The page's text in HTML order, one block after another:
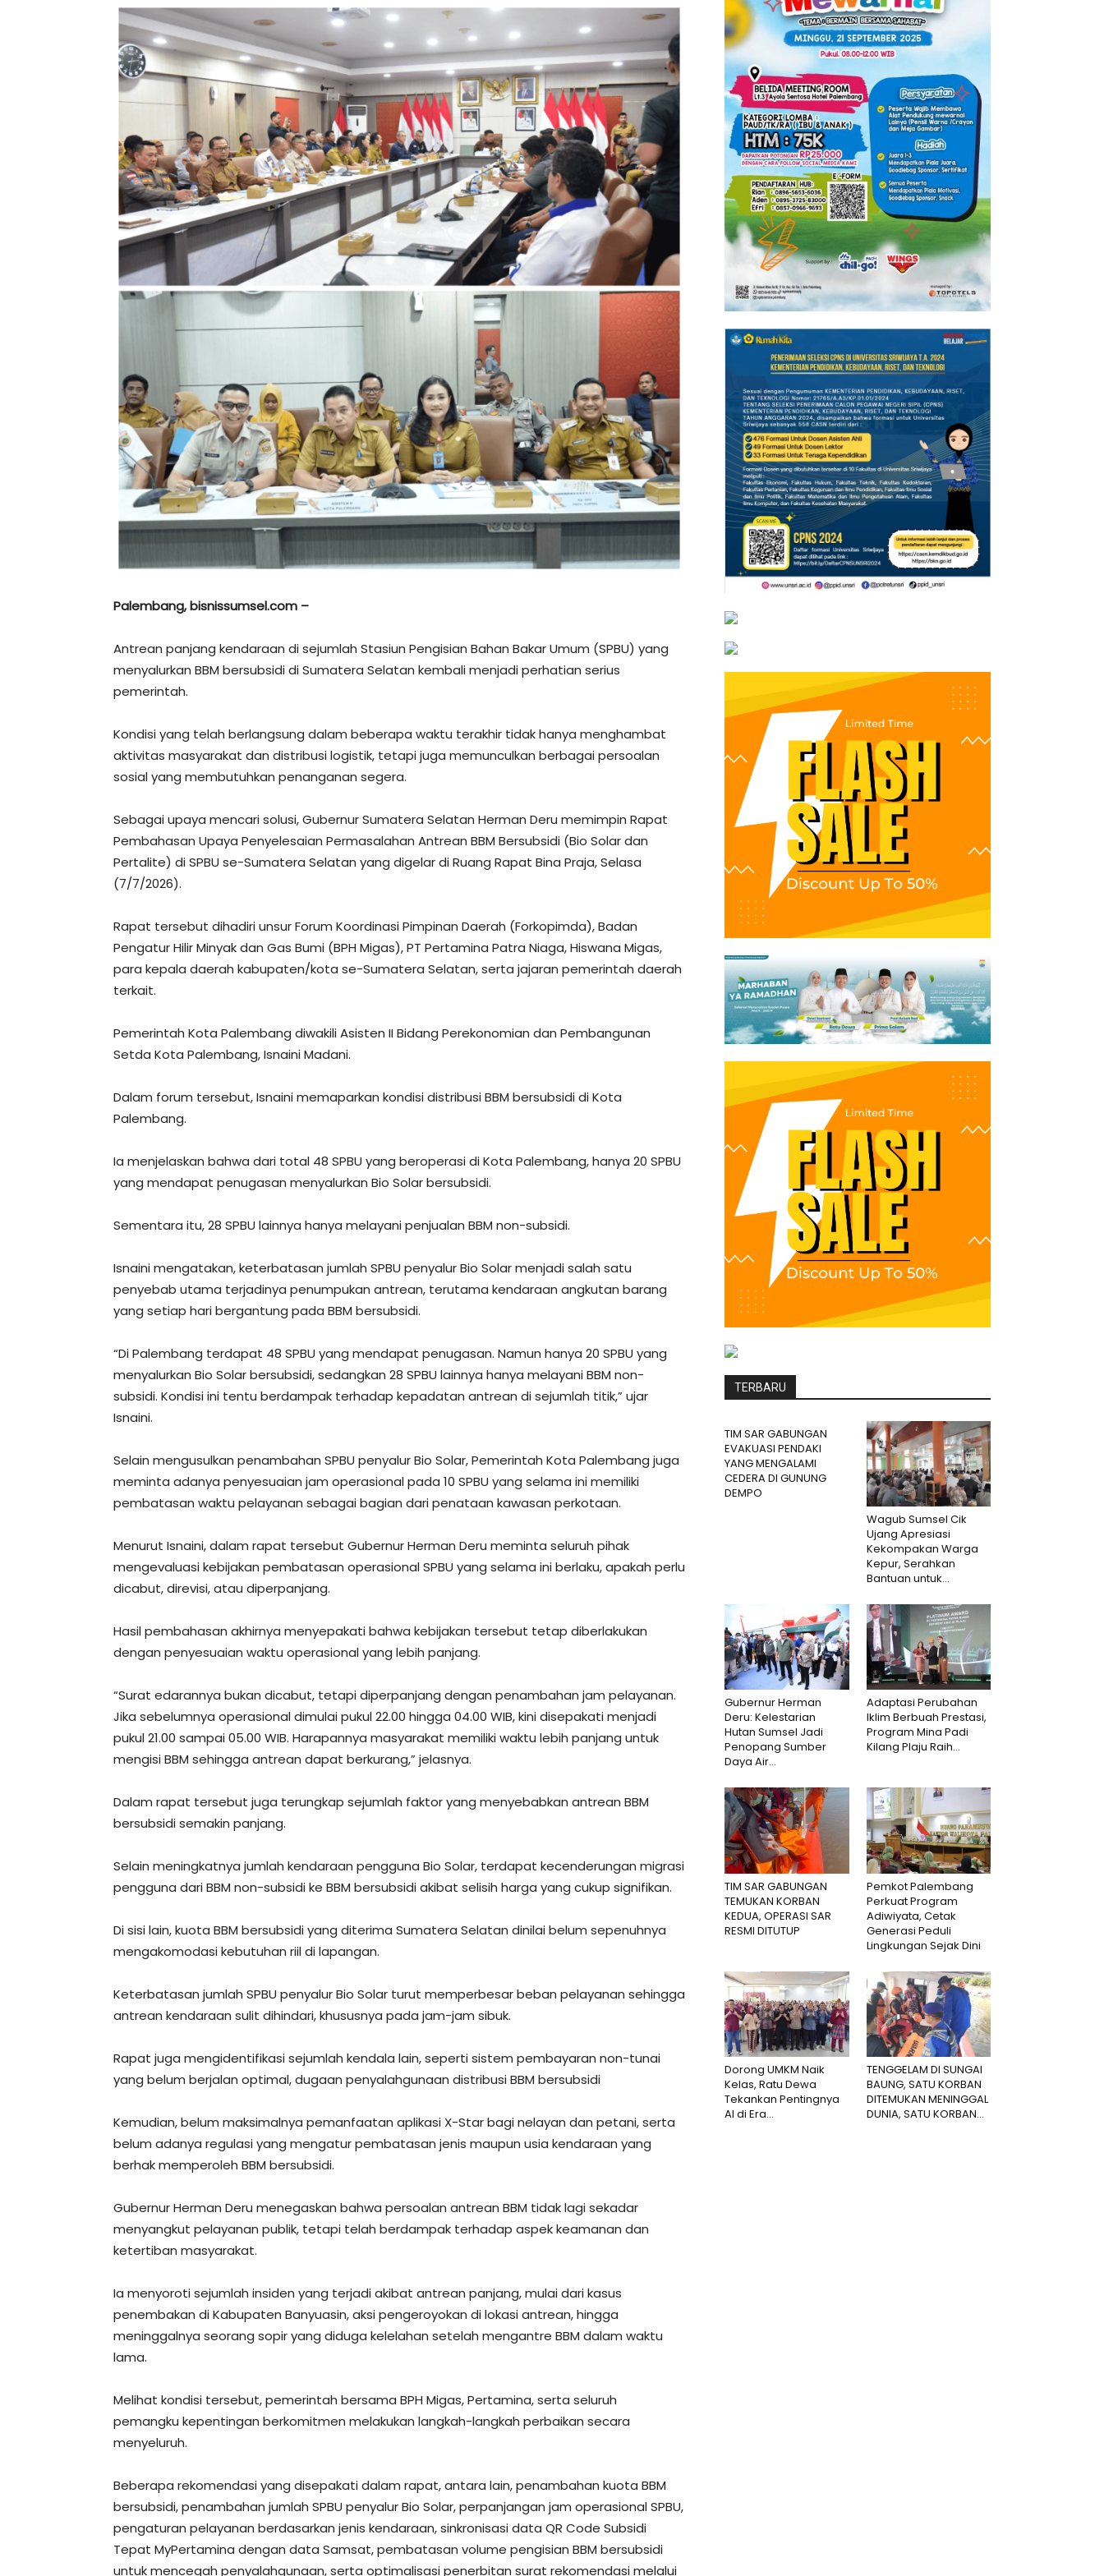
Palembang, bisnissumsel.com –
Antrean panjang kendaraan di sejumlah Stasiun Pengisian Bahan Bakar Umum (SPBU) yang
menyalurkan BBM bersubsidi di Sumatera Selatan kembali menjadi perhatian serius
pemerintah.
Kondisi yang telah berlangsung dalam beberapa waktu terakhir tidak hanya menghambat
aktivitas masyarakat dan distribusi logistik, tetapi juga memunculkan berbagai persoalan
sosial yang membutuhkan penanganan segera.
Sebagai upaya mencari solusi, Gubernur Sumatera Selatan Herman Deru memimpin Rapat
Pembahasan Upaya Penyelesaian Permasalahan Antrean BBM Bersubsidi (Bio Solar dan
Pertalite) di SPBU se-Sumatera Selatan yang digelar di Ruang Rapat Bina Praja, Selasa
(7/7/2026).
Rapat tersebut dihadiri unsur Forum Koordinasi Pimpinan Daerah (Forkopimda), Badan
Pengatur Hilir Minyak dan Gas Bumi (BPH Migas), PT Pertamina Patra Niaga, Hiswana Migas,
para kepala daerah kabupaten/kota se-Sumatera Selatan, serta jajaran pemerintah daerah
terkait.
Pemerintah Kota Palembang diwakili Asisten II Bidang Perekonomian dan Pembangunan
Setda Kota Palembang, Isnaini Madani.
Dalam forum tersebut, Isnaini memaparkan kondisi distribusi BBM bersubsidi di Kota
Palembang.
Ia menjelaskan bahwa dari total 48 SPBU yang beroperasi di Kota Palembang, hanya 20 SPBU
yang mendapat penugasan menyalurkan Bio Solar bersubsidi.
Sementara itu, 28 SPBU lainnya hanya melayani penjualan BBM non-subsidi.
Isnaini mengatakan, keterbatasan jumlah SPBU penyalur Bio Solar menjadi salah satu
penyebab utama terjadinya penumpukan antrean, terutama kendaraan angkutan barang
yang setiap hari bergantung pada BBM bersubsidi.
“Di Palembang terdapat 48 SPBU yang mendapat penugasan. Namun hanya 20 SPBU yang
menyalurkan Bio Solar bersubsidi, sedangkan 28 SPBU lainnya hanya melayani BBM non-
subsidi. Kondisi ini tentu berdampak terhadap kepadatan antrean di sejumlah titik,” ujar
Isnaini.
Selain mengusulkan penambahan SPBU penyalur Bio Solar, Pemerintah Kota Palembang juga
meminta adanya penyesuaian jam operasional pada 10 SPBU yang selama ini memiliki
pembatasan waktu pelayanan sebagai bagian dari penataan kawasan perkotaan.
Menurut Isnaini, dalam rapat tersebut Gubernur Herman Deru meminta seluruh pihak
mengevaluasi kebijakan pembatasan operasional SPBU yang selama ini berlaku, apakah perlu
dicabut, direvisi, atau diperpanjang.
Hasil pembahasan akhirnya menyepakati bahwa kebijakan tersebut tetap diberlakukan
dengan penyesuaian waktu operasional yang lebih panjang.
“Surat edarannya bukan dicabut, tetapi diperpanjang dengan penambahan jam pelayanan.
Jika sebelumnya operasional dimulai pukul 22.00 hingga 04.00 WIB, kini disepakati menjadi
pukul 21.00 sampai 05.00 WIB. Harapannya masyarakat memiliki waktu lebih panjang untuk
mengisi BBM sehingga antrean dapat berkurang,” jelasnya.
Dalam rapat tersebut juga terungkap sejumlah faktor yang menyebabkan antrean BBM
bersubsidi semakin panjang.
Selain meningkatnya jumlah kendaraan pengguna Bio Solar, terdapat kecenderungan migrasi
pengguna dari BBM non-subsidi ke BBM bersubsidi akibat selisih harga yang cukup signifikan.
Di sisi lain, kuota BBM bersubsidi yang diterima Sumatera Selatan dinilai belum sepenuhnya
mengakomodasi kebutuhan riil di lapangan.
Keterbatasan jumlah SPBU penyalur Bio Solar turut memperbesar beban pelayanan sehingga
antrean kendaraan sulit dihindari, khususnya pada jam-jam sibuk.
Rapat juga mengidentifikasi sejumlah kendala lain, seperti sistem pembayaran non-tunai
yang belum berjalan optimal, dugaan penyalahgunaan distribusi BBM bersubsidi
Kemudian, belum maksimalnya pemanfaatan aplikasi X-Star bagi nelayan dan petani, serta
belum adanya regulasi yang mengatur pembatasan jenis maupun usia kendaraan yang
berhak memperoleh BBM bersubsidi.
Gubernur Herman Deru menegaskan bahwa persoalan antrean BBM tidak lagi sekadar
menyangkut pelayanan publik, tetapi telah berdampak terhadap aspek keamanan dan
ketertiban masyarakat.
Ia menyoroti sejumlah insiden yang terjadi akibat antrean panjang, mulai dari kasus
penembakan di Kabupaten Banyuasin, aksi pengeroyokan di lokasi antrean, hingga
meninggalnya seorang sopir yang diduga kelelahan setelah mengantre BBM dalam waktu
lama.
Melihat kondisi tersebut, pemerintah bersama BPH Migas, Pertamina, serta seluruh
pemangku kepentingan berkomitmen melakukan langkah-langkah perbaikan secara
menyeluruh.
Beberapa rekomendasi yang disepakati dalam rapat, antara lain, penambahan kuota BBM
bersubsidi, penambahan jumlah SPBU penyalur Bio Solar, perpanjangan jam operasional SPBU,
pengaturan pelayanan berdasarkan jenis kendaraan, sinkronisasi data QR Code Subsidi
Tepat MyPertamina dengan data Samsat, pembatasan volume pengisian BBM bersubsidi
untuk mencegah penyalahgunaan, serta optimalisasi penerbitan surat rekomendasi melalui
TERBARU
TIM SAR GABUNGAN
EVAKUASI PENDAKI
YANG MENGALAMI
CEDERA DI GUNUNG
DEMPO
Wagub Sumsel Cik
Ujang Apresiasi
Kekompakan Warga
Kepur, Serahkan
Bantuan untuk...
Gubernur Herman
Deru: Kelestarian
Hutan Sumsel Jadi
Penopang Sumber
Daya Air...
Adaptasi Perubahan
Iklim Berbuah Prestasi,
Program Mina Padi
Kilang Plaju Raih...
TIM SAR GABUNGAN
TEMUKAN KORBAN
KEDUA, OPERASI SAR
RESMI DITUTUP
Pemkot Palembang
Perkuat Program
Adiwiyata, Cetak
Generasi Peduli
Lingkungan Sejak Dini
Dorong UMKM Naik
Kelas, Ratu Dewa
Tekankan Pentingnya
AI di Era...
TENGGELAM DI SUNGAI
BAUNG, SATU KORBAN
DITEMUKAN MENINGGAL
DUNIA, SATU KORBAN...